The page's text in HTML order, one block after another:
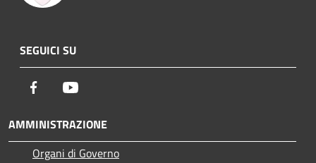
SEGUICI SU
Facebook
AMMINISTRAZIONE
Organi di Governo